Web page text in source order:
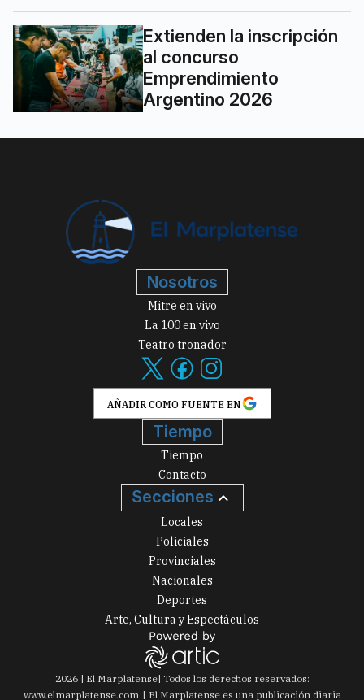
Extienden la inscripción
al concurso
Emprendimiento
Argentino 2026
Nosotros
Mitre en vivo
La 100 en vivo
Teatro tronador
AÑADIR COMO FUENTE EN
Tiempo
Tiempo
Contacto
Secciones
Locales
Policiales
Provinciales
Nacionales
Deportes
Arte, Cultura y Espectáculos
2026| El Marplatense| Todos los derechos reservados:
www.elmarplatense.com El Marplatense es una publicación diaria